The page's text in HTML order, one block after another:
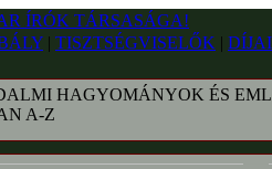
| TISZTSÉGVISELŐK |
HAGYOMÁNYOK ÉS
A-Z